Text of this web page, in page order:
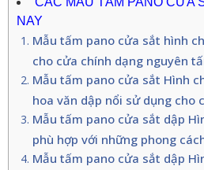
NAY
Mẫu tấm pano cửa sắt hình
cho cửa chính dạng nguyên
Mẫu tấm pano cửa sắt Hình
hoa văn dập nổi sử dụng cho
Mẫu tấm pano cửa sắt dập
phù hợp với những phong
Mẫu tấm pano cửa sắt dập